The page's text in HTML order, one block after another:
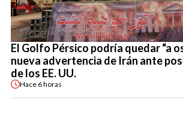
El Golfo Pérsico podría quedar “a
nueva advertencia de Irán ante
de los EE. UU.
Hace 6 horas